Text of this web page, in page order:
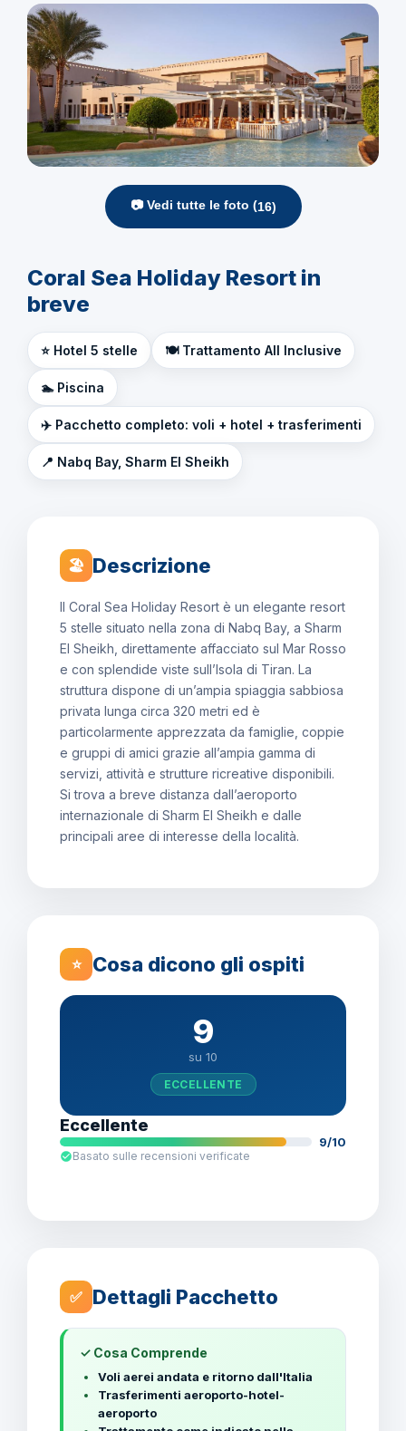
📷 Vedi tutte le foto (16)
Coral Sea Holiday Resort in
breve
⭐ Hotel 5 stelle 🍽️ Trattamento All Inclusive
🏊 Piscina
✈️ Pacchetto completo: voli + hotel + trasferimenti
📍 Nabq Bay, Sharm El Sheikh
🏖 Descrizione
Il Coral Sea Holiday Resort è un elegante resort
5 stelle situato nella zona di Nabq Bay, a Sharm
El Sheikh, direttamente affacciato sul Mar Rosso
e con splendide viste sull’Isola di Tiran. La
struttura dispone di un’ampia spiaggia sabbiosa
privata lunga circa 320 metri ed è
particolarmente apprezzata da famiglie, coppie
e gruppi di amici grazie all’ampia gamma di
servizi, attività e strutture ricreative disponibili.
Si trova a breve distanza dall’aeroporto
internazionale di Sharm El Sheikh e dalle
principali aree di interesse della località.
⭐ Cosa dicono gli ospiti
9
su 10
ECCELLENTE
Eccellente
9/10
Basato sulle recensioni verificate
✅ Dettagli Pacchetto
✓ Cosa Comprende
Voli aerei andata e ritorno dall'Italia
Trasferimenti aeroporto-hotel-
aeroporto